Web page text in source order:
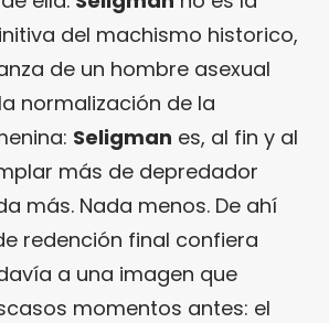
del machismo historico,
de un hombre asexual
normalización de la
Seligman es, al fin y al
más de depredador
más. Nada menos. De ahí
redención final confiera
a una imagen que
momentos antes: el